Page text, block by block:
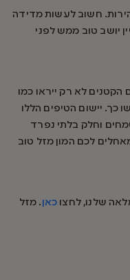
חשוב לעשות מדידה
יושב טוב ממש לפני
לא רק ייראו כמו
כך. יישום הטיפים הללו
וחלק בלתי נפרד
לכם המון מזל טוב
שלנו, לחצו כאן. מזל